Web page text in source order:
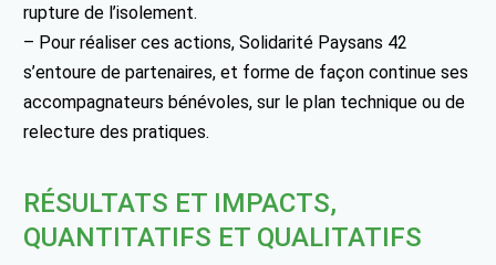
rupture de l’isolement.
– Pour réaliser ces actions, Solidarité Paysans 42
s’entoure de partenaires, et forme de façon continue ses
accompagnateurs bénévoles, sur le plan technique ou de
relecture des pratiques.
RÉSULTATS ET IMPACTS,
QUANTITATIFS ET QUALITATIFS